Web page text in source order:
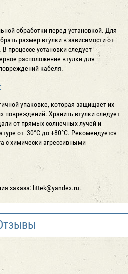
обработки перед установкой. Для
размер втулки в зависимости от
процессе установки следует
расположение втулки для
кабеля.
упаковке, которая защищает их
повреждений. Хранить втулки следует
от прямых солнечных лучей и
от -30°C до +80°C. Рекомендуется
с химически агрессивными
заказа: littek@yandex.ru.